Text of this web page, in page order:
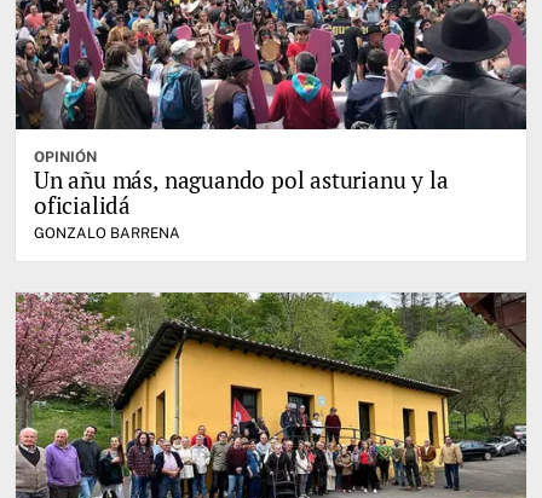
OPINIÓN
Un añu más, naguando pol asturianu y la
oficialidá
GONZALO BARRENA